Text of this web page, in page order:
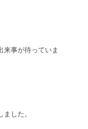
来事が待っていま
した。